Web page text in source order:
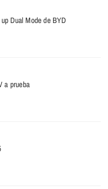
Dual Mode de BYD
a prueba